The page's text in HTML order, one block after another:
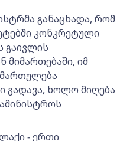
განაცხადა, რომ
კონკრეტული
გაივლის
იმ
გადავა, ხოლო მიღება
- ერთი